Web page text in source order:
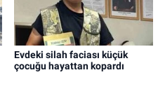
Evdeki silah faciası küçük
çocuğu hayattan kopardı